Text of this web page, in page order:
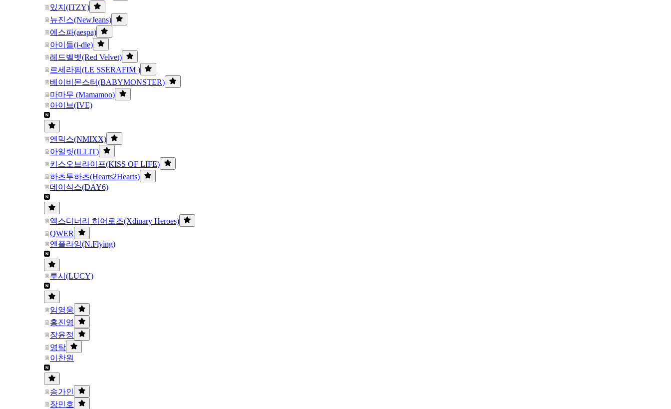
있지(ITZY)
뉴진스(NewJeans)
에스파(aespa)
아이들(i-dle)
레드벨벳(Red Velvet)
르세라핌(LE SSERAFIM )
베이비몬스터(BABYMONSTER)
마마무 (Mamamoo)
아이브(IVE)
엔믹스(NMIXX)
아일릿(ILLIT)
키스오브라이프(KISS OF LIFE)
하츠투하츠(Hearts2Hearts)
데이식스(DAY6)
엑스디너리 히어로즈(Xdinary Heroes)
QWER
엔플라잉(N.Flying)
루시(LUCY)
임영웅
홍진영
장윤정
영탁
이찬원
송가인
장민호